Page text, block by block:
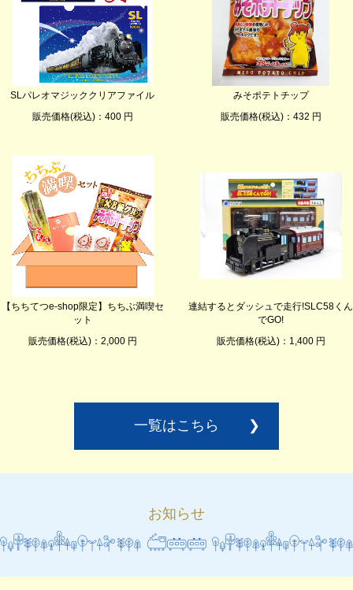
SLパレオマジッククリアファイル
販売価格(税込)：400 円
みそポテトチップ
販売価格(税込)：432 円
【ちちてつe-shop限定】ちちぶ満喫セ
ット
販売価格(税込)：2,000 円
連結するとダッシュで走行!SLC58くん
でGO!
販売価格(税込)：1,400 円
一覧はこちら ❯
お知らせ